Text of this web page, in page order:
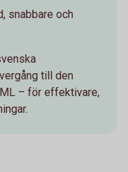
snabbare och
till den
– för effektivare,